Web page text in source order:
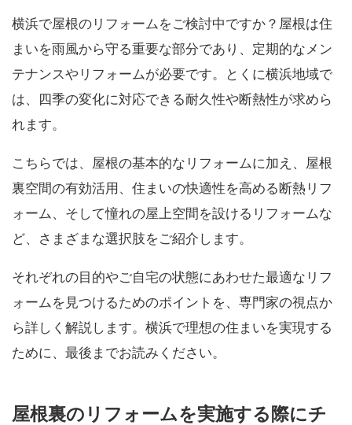
横浜で屋根のリフォームをご検討中ですか？屋根は住
まいを雨風から守る重要な部分であり、定期的なメン
テナンスやリフォームが必要です。とくに横浜地域で
は、四季の変化に対応できる耐久性や断熱性が求めら
れます。
こちらでは、屋根の基本的なリフォームに加え、屋根
裏空間の有効活用、住まいの快適性を高める断熱リフ
ォーム、そして憧れの屋上空間を設けるリフォームな
ど、さまざまな選択肢をご紹介します。
それぞれの目的やご自宅の状態にあわせた最適なリフ
ォームを見つけるためのポイントを、専門家の視点か
ら詳しく解説します。横浜で理想の住まいを実現する
ために、最後までお読みください。
屋根裏のリフォームを実施する際にチ